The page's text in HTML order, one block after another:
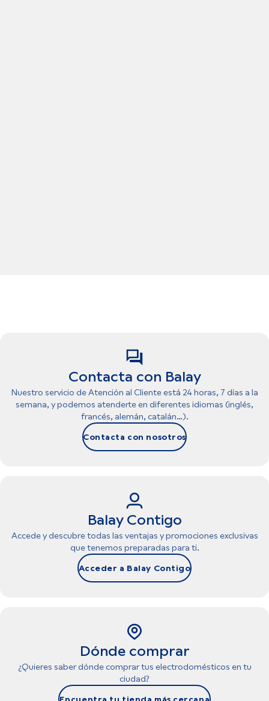
Contacta con Balay
Nuestro servicio de Atención al Cliente está 24 horas, 7 días a la
semana, y podemos atenderte en diferentes idiomas (inglés,
francés, alemán, catalán…).
Contacta con nosotros
Balay Contigo
Accede y descubre todas las ventajas y promociones exclusivas
que tenemos preparadas para ti.
Acceder a Balay Contigo
Dónde comprar
¿Quieres saber dónde comprar tus electrodomésticos en tu
ciudad?